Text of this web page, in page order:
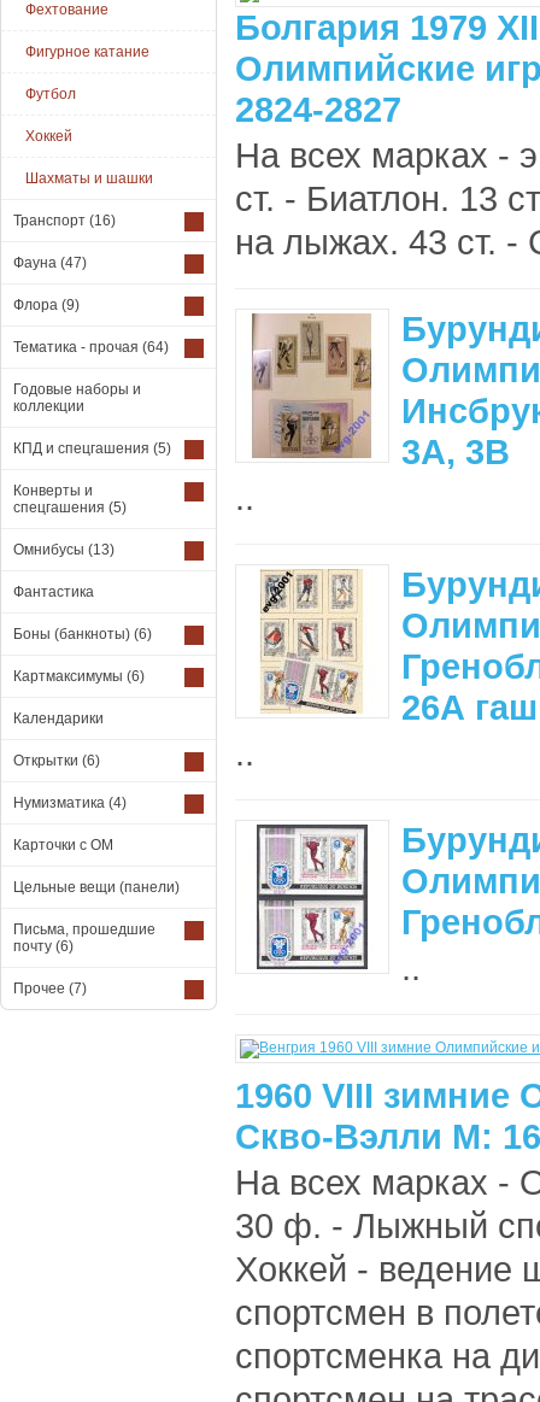
Фехтование
Фигурное катание
Футбол
Хоккей
Шахматы и шашки
Транспорт (16)
Фауна (47)
Флора (9)
Тематика - прочая (64)
Годовые наборы и
коллекции
КПД и спецгашения (5)
Конверты и
спецгашения (5)
Омнибусы (13)
Фантастика
Боны (банкноты) (6)
Картмаксимумы (6)
Календарики
Открытки (6)
Нумизматика (4)
Карточки с ОМ
Цельные вещи (панели)
Письма, прошедшие
почту (6)
Прочее (7)
Болгария 1979
Олимпийские
2824-2827
На всех марках -
ст. - Биатлон. 13
на лыжах. 43 ст. -
3А, 3В
..
26А гаш
..
..
1960 VIII зимние
Скво-Вэлли М:
На всех марках -
30 ф. - Лыжный
Хоккей -
спортсмен в
спортсменка на